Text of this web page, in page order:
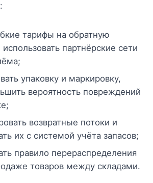
тарифы на обратную
партнёрские сети
упаковку и маркировку,
вероятность повреждений
возвратные потоки и
их с системой учёта запасов;
правило перераспределения
товаров между складами.